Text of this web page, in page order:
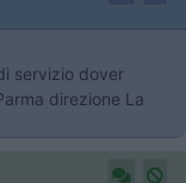
servizio dover
direzione La